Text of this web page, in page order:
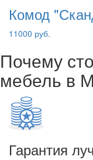
Комод
11000 руб.
Почему
мебель в
Гарантия